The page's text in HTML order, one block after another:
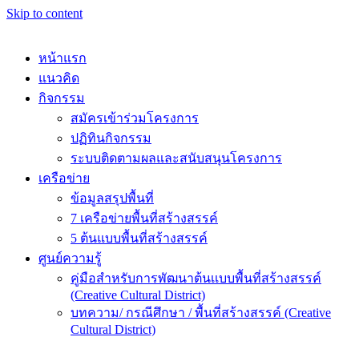
Skip to content
หน้าแรก
แนวคิด
กิจกรรม
สมัครเข้าร่วมโครงการ
ปฏิทินกิจกรรม
ระบบติดตามผลและสนับสนุนโครงการ
เครือข่าย
ข้อมูลสรุปพื้นที่
7 เครือข่ายพื้นที่สร้างสรรค์
5 ต้นแบบพื้นที่สร้างสรรค์
ศูนย์ความรู้
คู่มือสำหรับการพัฒนาต้นเเบบพื้นที่สร้างสรรค์
(Creative Cultural District)
บทความ/ กรณีศึกษา / พื้นที่สร้างสรรค์ (Creative
Cultural District)